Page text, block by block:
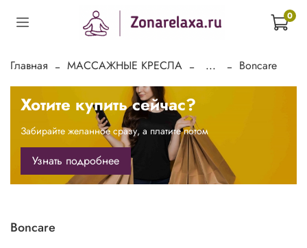
0
Главная МАССАЖНЫЕ КРЕСЛА ... Boncare
Хотите купить сейчас?
Забирайте желанное сразу, а платите потом
Узнать подробнее
Boncare